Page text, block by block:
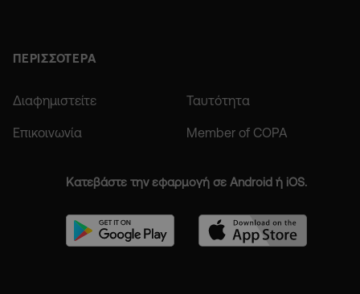
ΠΕΡΙΣΣΟΤΕΡΑ
Διαφημιστείτε Ταυτότητα
Επικοινωνία Member of COPA
Κατεβάστε την εφαρμογή σε Android ή iOS.